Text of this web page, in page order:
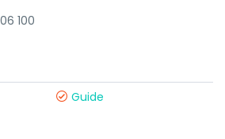
100
Guide